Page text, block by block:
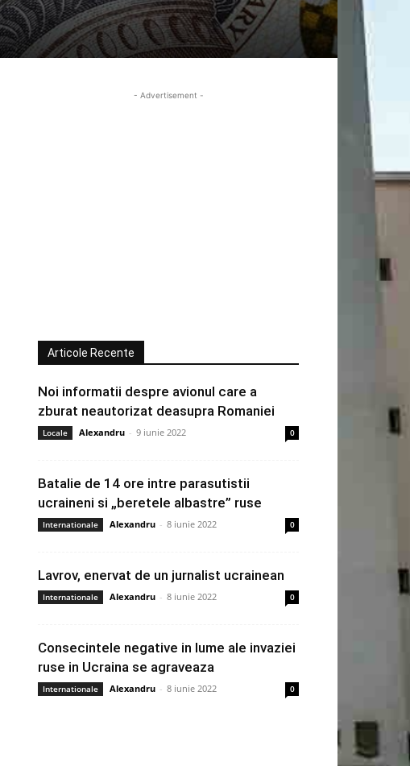
- Advertisement -
Articole Recente
Noi informatii despre avionul care a
zburat neautorizat deasupra Romaniei
Locale Alexandru - 9 iunie 2022 0
Batalie de 14 ore intre parasutistii
ucraineni si „beretele albastre” ruse
Internationale Alexandru - 8 iunie 2022 0
Lavrov, enervat de un jurnalist ucrainean
Internationale Alexandru - 8 iunie 2022 0
Consecintele negative in lume ale invaziei
ruse in Ucraina se agraveaza
Internationale Alexandru - 8 iunie 2022 0